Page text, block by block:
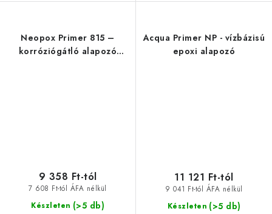
Neopox Primer 815 –
korróziógátló alapozó
Készleten (>5 db)
7 608 Ft-tól ÁFA nélkül
9 358 Ft-tól
Acqua Primer NP - vízbázisú
epoxi alapozó
Készleten (>5 db)
9 041 Ft-tól ÁFA nélkül
11 121 Ft-tól